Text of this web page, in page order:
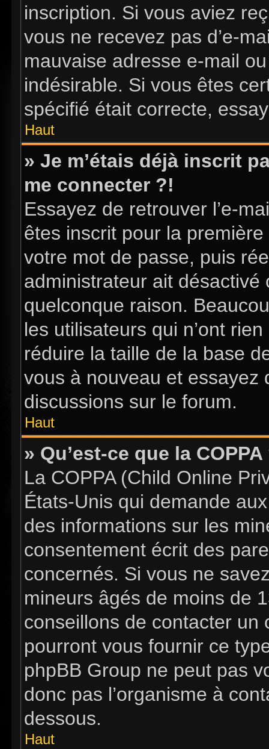
inscription. Si vous aviez
vous ne recevez pas d’e-
mauvaise adresse e-mail
indésirable. Si vous êtes
spécifié était correcte,
Haut
» Je m’étais déjà inscrit
me connecter ?!
Essayez de retrouver l’e-
êtes inscrit pour la
votre mot de passe, puis
administrateur ait
quelconque raison.
les utilisateurs qui n’ont
réduire la taille de la base
vous à nouveau et essayez
discussions sur le forum.
Haut
» Qu’est-ce que la COPPA
La COPPA (Child Online
États-Unis qui demande
des informations sur les
consentement écrit des
concernés. Si vous ne
mineurs âgés de moins de
conseillons de contacter un
pourront vous fournir ce
phpBB Group ne peut pas
donc pas l’organisme à
dessous.
Haut